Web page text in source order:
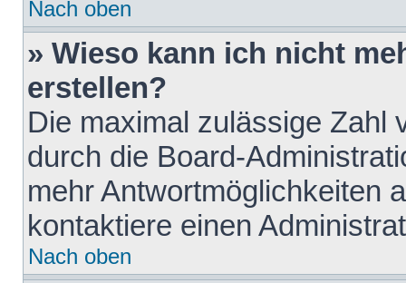
Nach oben
» Wieso kann ich nicht
erstellen?
Die maximal zulässige Zahl
durch die Board-
mehr Antwortmöglichkeiten
kontaktiere einen
Nach oben